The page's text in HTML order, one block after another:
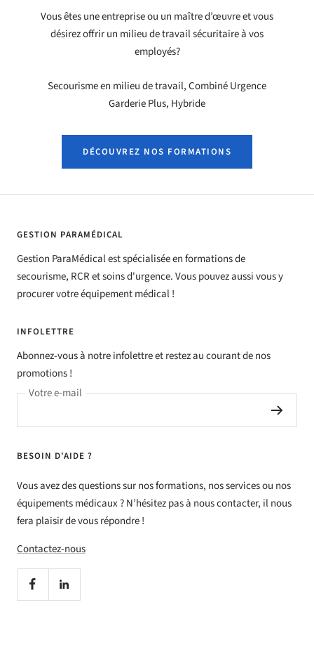
Vous êtes une entreprise ou un maître d’œuvre et vous
désirez offrir un milieu de travail sécuritaire à vos
employés?
Secourisme en milieu de travail, Combiné Urgence
Garderie Plus, Hybride
DÉCOUVREZ NOS FORMATIONS
GESTION PARAMÉDICAL
Gestion ParaMédical est spécialisée en formations de
secourisme, RCR et soins d'urgence. Vous pouvez aussi vous y
procurer votre équipement médical !
INFOLETTRE
Abonnez-vous à notre infolettre et restez au courant de nos
promotions !
Votre e-mail
BESOIN D'AIDE ?
Vous avez des questions sur nos formations, nos services ou nos
équipements médicaux ? N’hésitez pas à nous contacter, il nous
fera plaisir de vous répondre !
Contactez-nous